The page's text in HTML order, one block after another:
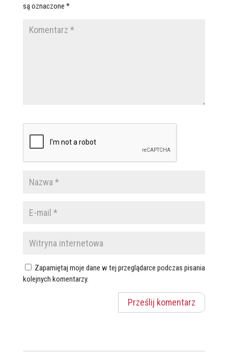
są oznaczone *
Zapamiętaj moje dane w tej przeglądarce podczas pisania
kolejnych komentarzy.